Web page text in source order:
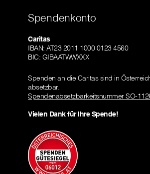
Spendenkonto
Caritas
IBAN: AT23 2011 1000 0123 4560
BIC: GIBAATWWXXX
Spenden an die Caritas sind in
absetzbar.
Spendenabsetzbarkeitsnummer SO-
Vielen Dank für Ihre Spende!